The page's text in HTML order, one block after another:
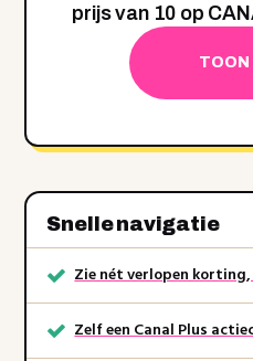
prijs van 10 op
TOON
Snelle navigatie
Zie nét verlopen
Zelf een Canal Plus